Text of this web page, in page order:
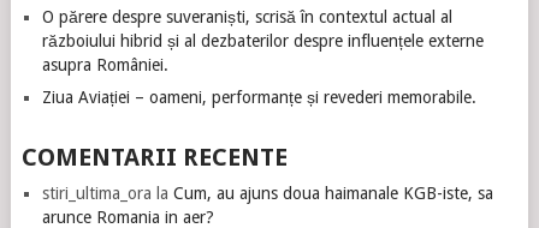
O părere despre suveraniști, scrisă în contextul actual al
războiului hibrid și al dezbaterilor despre influențele externe
asupra României.
Ziua Aviației – oameni, performanțe și revederi memorabile.
COMENTARII RECENTE
stiri_ultima_ora la Cum, au ajuns doua haimanale KGB-iste, sa
arunce Romania in aer?